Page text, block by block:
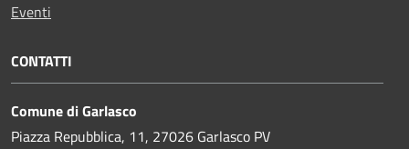
Eventi
CONTATTI
Comune di Garlasco
Piazza Repubblica, 11, 27026 Garlasco PV